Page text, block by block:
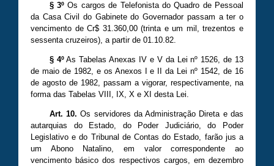
§ 3ºOs cargos de Telefonista do Quadro de Pessoal
da Casa Civil do Gabinete do Governador passam a ter o
vencimento de Cr$ 31.360,00 (trinta e um mil, trezentos e
sessenta cruzeiros), a partir de 01.10.82.
§ 4ºAs Tabelas Anexas IV e V da Lei nº 1526, de 13
de maio de 1982, e os Anexos I e II da Lei nº 1542, de 16
de agosto de 1982, passam a vigorar, respectivamente, na
forma das Tabelas VIII, IX, X e XI desta Lei.
Art. 10.Os servidores da Administração Direta e das
autarquias do Estado, do Poder Judiciário, do Poder
Legislativo e do Tribunal de Contas do Estado, farão jus a
um Abono Natalino, em valor correspondente ao
vencimento básico dos respectivos cargos, em dezembro